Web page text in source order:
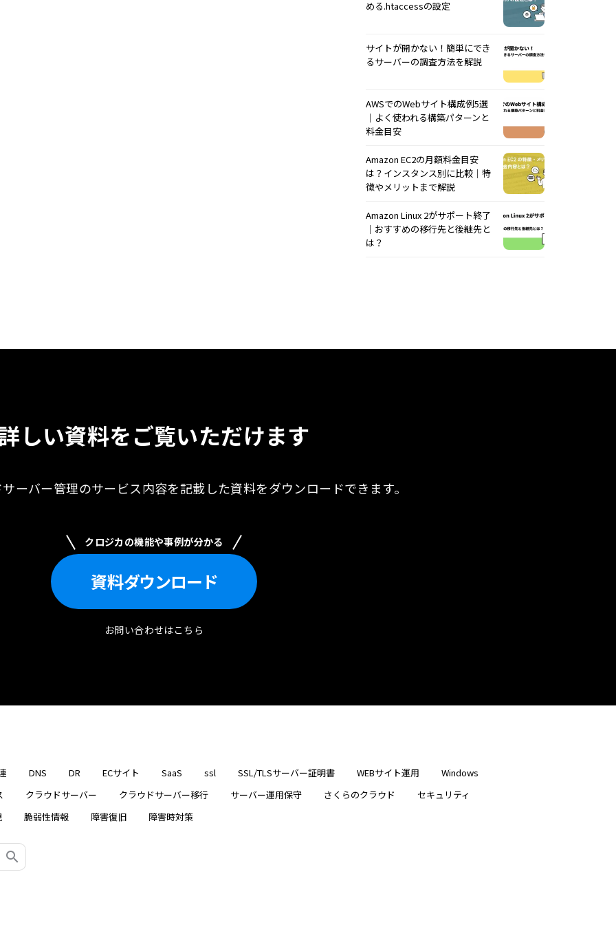
める.htaccessの設定
サイトが開かない！簡単にでき
るサーバーの調査方法を解説
AWSでのWebサイト構成例5選
｜よく使われる構築パターンと
料金目安
Amazon EC2の月額料金目安
は？インスタンス別に比較｜特
徴やメリットまで解説
Amazon Linux 2がサポート終了
｜おすすめの移行先と後継先と
は？
しい資料をご覧いただけます
ーバー管理のサービス内容を記載した資料をダウンロードできます。
クロジカの機能や事例が分かる
資料ダウンロード
お問い合わせはこちら
DNS DR ECサイト SaaS ssl SSL/TLSサーバー証明書 WEBサイト運用
Windows
クラウドサーバー クラウドサーバー移行 サーバー運用保守 さくらのクラウド
セキュリティ
脆弱性情報 障害復旧 障害時対策